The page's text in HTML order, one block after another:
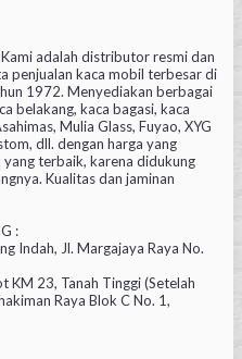
adalah distributor resmi dan
penjualan kaca mobil terbesar di
1972. Menyediakan berbagai
belakang, kaca bagasi, kaca
Mulia Glass, Fuyao, XYG
dll. dengan harga yang
terbaik, karena didukung
Kualitas dan jaminan
:
Indah, Jl. Margajaya Raya No.
KM 23, Tanah Tinggi (Setelah
Raya Blok C No. 1,